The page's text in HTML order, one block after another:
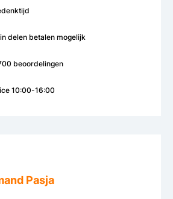
delen betalen mogelijk
beoordelingen
10:00-16:00
Pasja